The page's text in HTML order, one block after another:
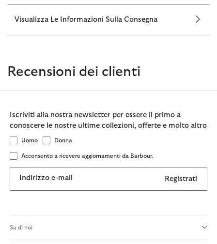
Visualizza Le Informazioni Sulla Consegna
Recensioni dei clienti
Iscriviti alla nostra newsletter per essere il primo a
conoscere le nostre ultime collezioni, offerte e molto altro
Uomo Donna
Acconsento a ricevere aggiornamenti da Barbour.
Indirizzo e-mail Registrati
Su di noi